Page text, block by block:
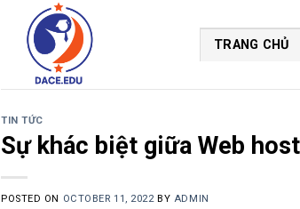
TRANG CHỦ
TIN TỨC
Sự khác biệt giữa Web
POSTED ON OCTOBER 11, 2022 BY ADMIN